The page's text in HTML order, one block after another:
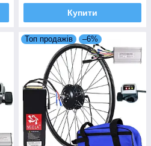
Купити
Топ продажів –6%